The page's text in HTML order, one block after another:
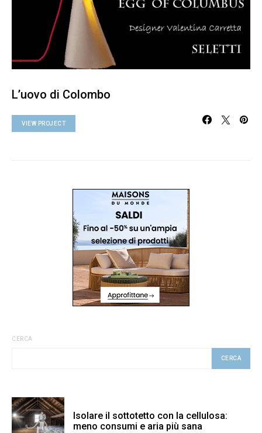
L’uovo di Colombo
VIEW PROJECT
CERCA
CERCA
Isolare il sottotetto con la cellulosa:
meno consumi e aria più sana